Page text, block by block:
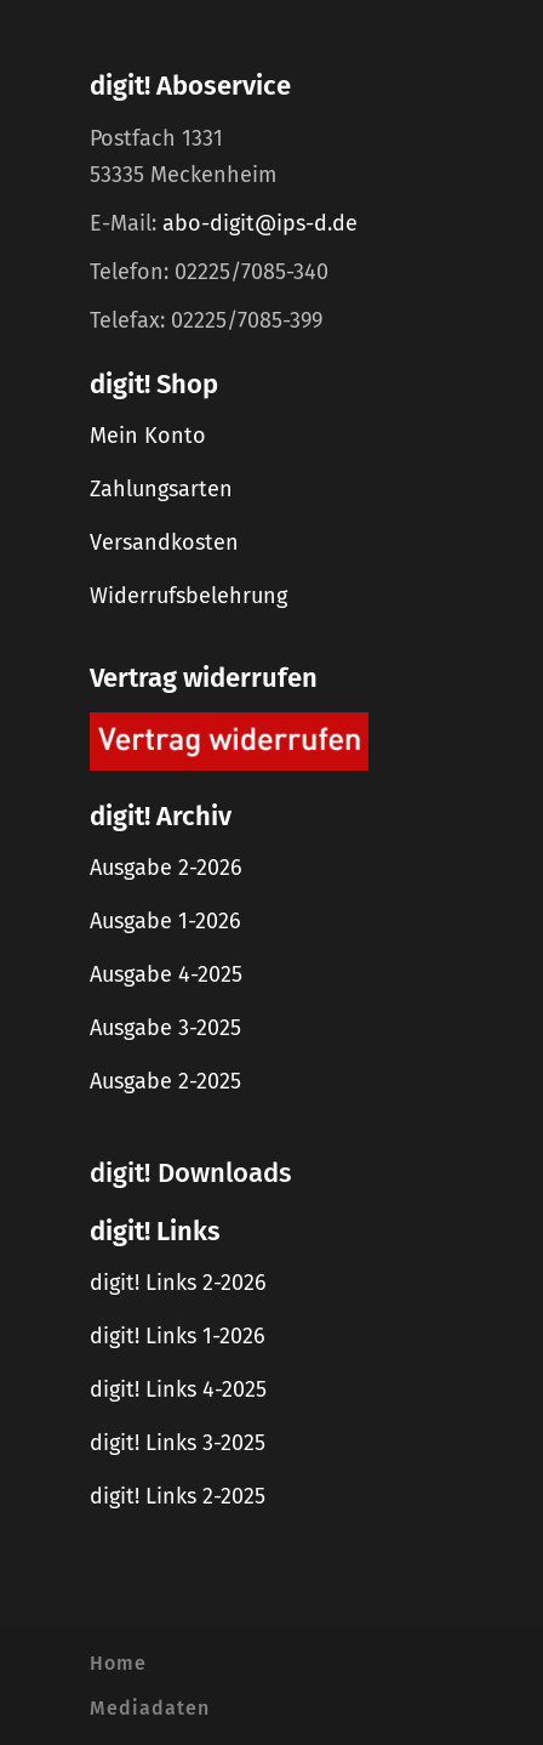
digit! Aboservice
Postfach 1331
53335 Meckenheim
E-Mail: abo-digit@ips-d.de
Telefon: 02225/7085-340
Telefax: 02225/7085-399
digit! Shop
Mein Konto
Zahlungsarten
Versandkosten
Widerrufsbelehrung
Vertrag widerrufen
digit! Archiv
Ausgabe 2-2026
Ausgabe 1-2026
Ausgabe 4-2025
Ausgabe 3-2025
Ausgabe 2-2025
digit! Downloads
digit! Links
digit! Links 2-2026
digit! Links 1-2026
digit! Links 4-2025
digit! Links 3-2025
digit! Links 2-2025
Home
Mediadaten